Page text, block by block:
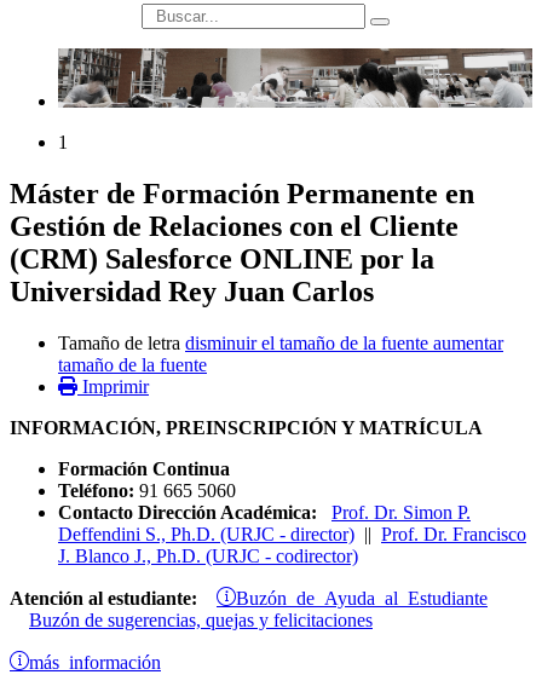
búsqueda
1
Máster de Formación Permanente en
Gestión de Relaciones con el Cliente
(CRM) Salesforce ONLINE por la
Universidad Rey Juan Carlos
Tamaño de letra disminuir el tamaño de la fuente aumentar
tamaño de la fuente
Imprimir
INFORMACIÓN, PREINSCRIPCIÓN Y MATRÍCULA
Formación Continua
Teléfono: 91 665 5060
Contacto Dirección Académica: Prof. Dr. Simon P.
Deffendini S., Ph.D. (URJC - director) || Prof. Dr. Francisco
J. Blanco J., Ph.D. (URJC - codirector)
Atención al estudiante: Buzón de Ayuda al Estudiante
Buzón de sugerencias, quejas y felicitaciones
más información